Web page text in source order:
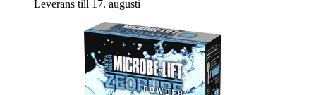
Leverans till 17. augusti